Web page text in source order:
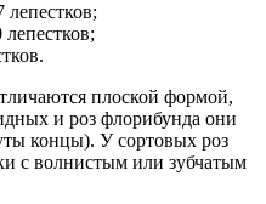
плоской формой,
и роз флорибунда они
концы). У сортовых роз
с волнистым или зубчатым